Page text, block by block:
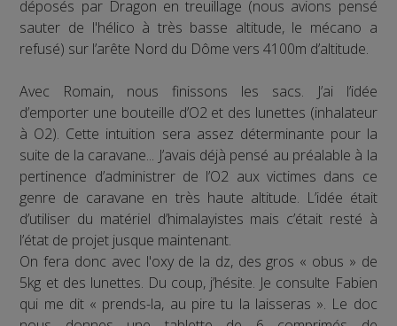
déposés par Dragon en treuillage (nous avions pensé
sauter de l'hélico à très basse altitude, le mécano a
refusé) sur l’arête Nord du Dôme vers 4100m d’altitude.
Avec Romain, nous finissons les sacs. J’ai l’idée
d’emporter une bouteille d’O2 et des lunettes (inhalateur
à O2). Cette intuition sera assez déterminante pour la
suite de la caravane... J’avais déjà pensé au préalable à la
pertinence d’administrer de l’O2 aux victimes dans ce
genre de caravane en très haute altitude. L’idée était
d’utiliser du matériel d’himalayistes mais c’était resté à
l’état de projet jusque maintenant.
On fera donc avec l'oxy de la dz, des gros « obus » de
5kg et des lunettes. Du coup, j’hésite. Je consulte Fabien
qui me dit « prends-la, au pire tu la laisseras ». Le doc